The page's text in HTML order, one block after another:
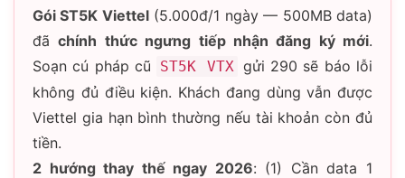
Gói ST5K Viettel(5.000đ/1 ngày — 500MB data)
đãchính thức ngưng tiếp nhận đăng ký mới.
Soạn cú pháp cũ
ST5K VTX gửi 290 sẽ báo lỗi
không đủ điều kiện. Khách đang dùng vẫn được
Viettel gia hạn bình thường nếu tài khoản còn đủ
tiền.
2 hướng thay thế ngay 2026: (1) Cần data 1